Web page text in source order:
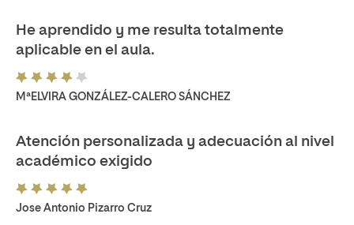
He aprendido y me resulta totalmente
aplicable en el aula.
MªELVIRA GONZÁLEZ-CALERO SÁNCHEZ
Atención personalizada y adecuación al nivel
académico exigido
Jose Antonio Pizarro Cruz